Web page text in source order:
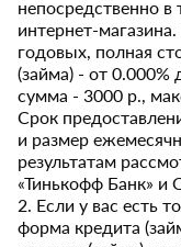
непосредственно
интернет-
годовых, полная
(займа) - от
сумма - 3000 р.,
Срок
и размер
результатам
«Тинькофф Банк»
2. Если у вас есть
форма кредита